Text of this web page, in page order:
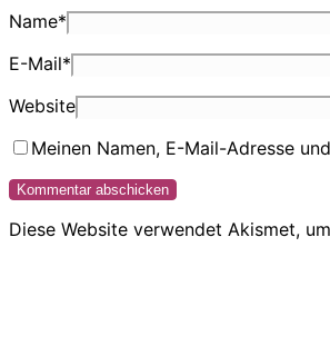
Name*
E-Mail*
Website
Meinen Namen, E-Mail-Adresse
Diese Website verwendet Akismet,